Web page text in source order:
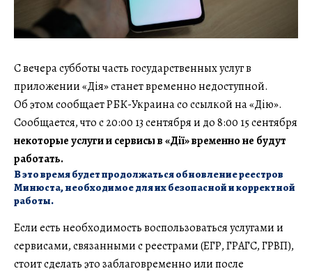
С вечера субботы часть государственных услуг в
приложении «Дія» станет временно недоступной.
Об этом сообщает РБК-Украина со ссылкой на «Дію».
Сообщается, что с 20:00 13 сентября и до 8:00 15 сентября
некоторые услуги и сервисы в «Дії» временно не будут
работать.
В это время будет продолжаться обновление реестров
Минюста, необходимое для их безопасной и корректной
работы.
Если есть необходимость воспользоваться услугами и
сервисами, связанными с реестрами (ЕГР, ГРАГС, ГРВП),
стоит сделать это заблаговременно или после